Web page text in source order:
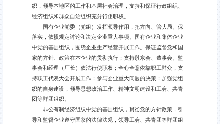
织，领导本地区的工作和基层社会治理，支持和保证行政组织、
经济组织和群众自治组织充分行使职权。
国有企业党委（党组）发挥领导作用，把方向、管大局、保
落实，依照规定讨论和决定企业重大事项。国有企业和集体企业
中党的基层组织，围绕企业生产经营开展工作。保证监督党和国
家的方针、政策在本企业的贯彻执行；支持股东会、董事会、监
事会和经理（厂长）依法行使职权；全心全意依靠职工群众，支
持职工代表大会开展工作；参与企业重大问题的决策；加强党组
织的自身建设，领导思想政治工作、精神文明建设和工会、共青
团等群团组织。
非公有制经济组织中党的基层组织，贯彻党的方针政策，引
导和监督企业遵守国家的法律法规，领导工会、共青团等群团组